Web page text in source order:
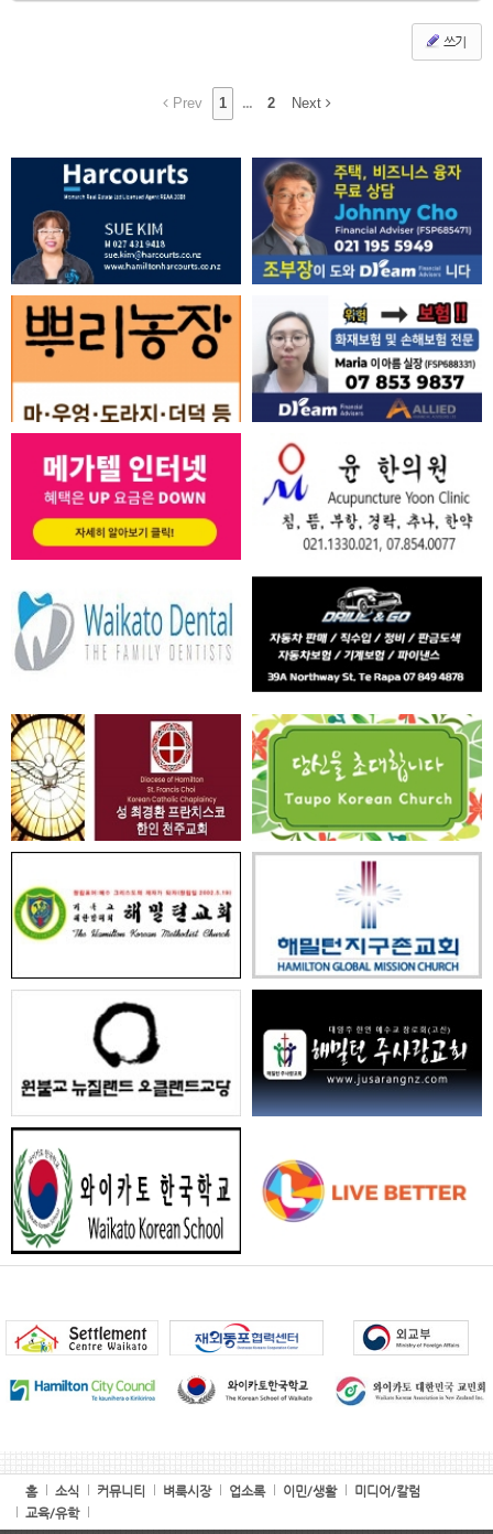
쓰기
Prev 1 ... 2 Next
홈 소식 커뮤니티 벼룩시장 업소록 이민/생활
미디어/칼럼
교육/유학